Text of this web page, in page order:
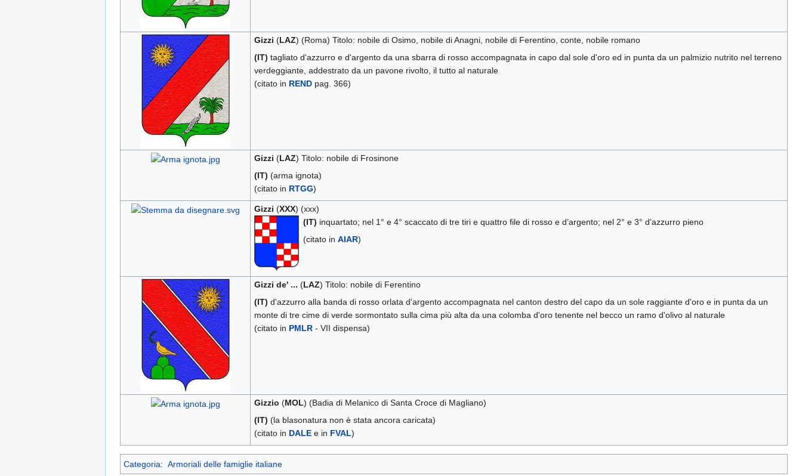
Gizzi (LAZ) (Roma) Titolo: nobile di Osimo, nobile di Anagni, nobile di Ferentino, conte, nobile romano
(IT) tagliato d'azzurro e d'argento da una sbarra di rosso accompagnata in capo dal sole d'oro ed in punta da un palmizio nutrito nel terreno
verdeggiante, addestrato da un pavone rivolto, il tutto al naturale
(citato in RENDpag. 366)
Gizzi (LAZ) Titolo: nobile di Frosinone
(IT) (arma ignota)
(citato in RTGG)
Gizzi (XXX) (xxx)
(IT) inquartato; nel 1° e 4° scaccato di tre tiri e quattro file di rosso e d’argento; nel 2° e 3° d’azzurro pieno
(citato in AIAR)
Gizzi de' ... (LAZ) Titolo: nobile di Ferentino
(IT) d'azzurro alla banda di rosso orlata d'argento accompagnata nel canton destro del capo da un sole raggiante d'oro e in punta da un
monte di tre cime di verde sormontato sulla cima più alta da una colomba d'oro tenente nel becco un ramo d'olivo al naturale
(citato in PMLR- VII dispensa)
Gizzio (MOL) (Badia di Melanico di Santa Croce di Magliano)
(IT) (la blasonatura non è stata ancora caricata)
(citato in DALEe in FVAL)
Categoria: Armoriali delle famiglie italiane